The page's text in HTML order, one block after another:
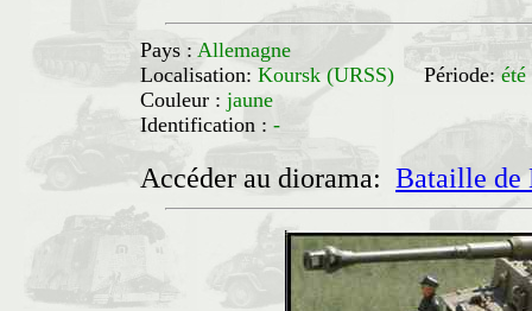
Pays : Allemagne
Localisation: Koursk (URSS) Période: été
Couleur : jaune
Identification : -
Accéder au diorama: Bataille de